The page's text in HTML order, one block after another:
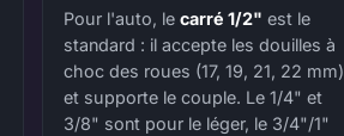
Pour l'auto, lecarré 1/2" est le
standard : il accepte les douilles à
choc des roues (17, 19, 21, 22 mm)
et supporte le couple. Le 1/4" et
3/8" sont pour le léger, le 3/4"/1"